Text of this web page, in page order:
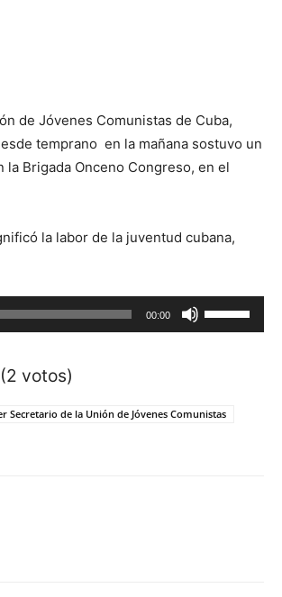
de Jóvenes Comunistas de Cuba,
temprano en la mañana sostuvo un
Brigada Onceno Congreso, en el
la labor de la juventud cubana,
00:00
las
votos)
Secretario de la Unión de Jóvenes Comunistas